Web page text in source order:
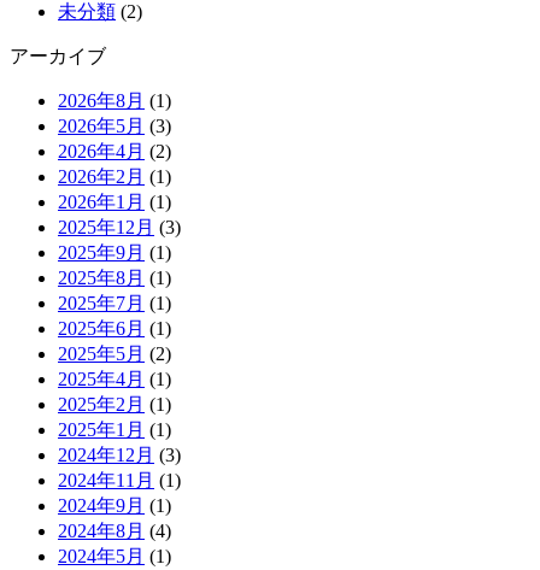
未分類 (2)
アーカイブ
2026年8月 (1)
2026年5月 (3)
2026年4月 (2)
2026年2月 (1)
2026年1月 (1)
2025年12月 (3)
2025年9月 (1)
2025年8月 (1)
2025年7月 (1)
2025年6月 (1)
2025年5月 (2)
2025年4月 (1)
2025年2月 (1)
2025年1月 (1)
2024年12月 (3)
2024年11月 (1)
2024年9月 (1)
2024年8月 (4)
2024年5月 (1)